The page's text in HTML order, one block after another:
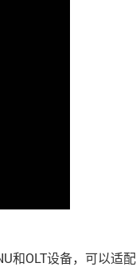
和OLT设备，可以适